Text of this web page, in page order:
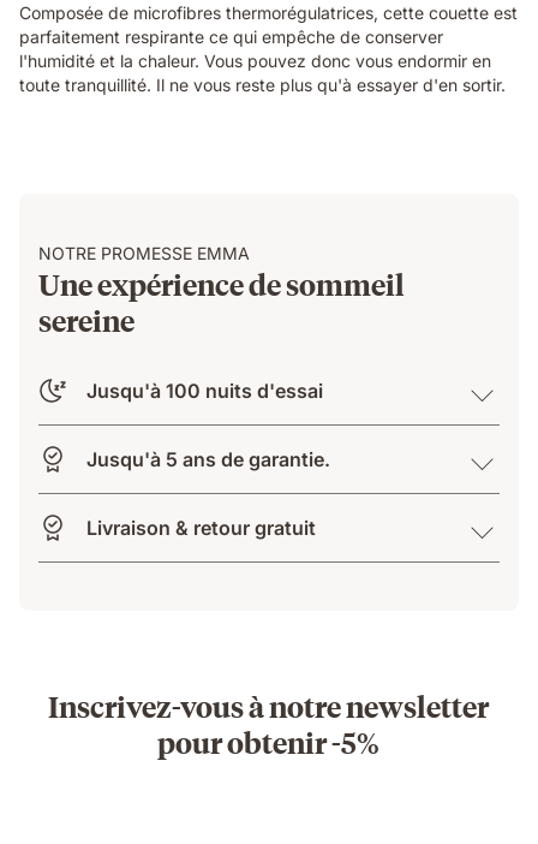
Composée de microfibres thermorégulatrices, cette couette est
parfaitement respirante ce qui empêche de conserver
l'humidité et la chaleur. Vous pouvez donc vous endormir en
toute tranquillité. Il ne vous reste plus qu'à essayer d'en sortir.
NOTRE PROMESSE EMMA
Une expérience de sommeil
sereine
Jusqu'à 100 nuits d'essai
Jusqu'à 5 ans de garantie.
Livraison & retour gratuit
Inscrivez-vous à notre newsletter
pour obtenir -5%